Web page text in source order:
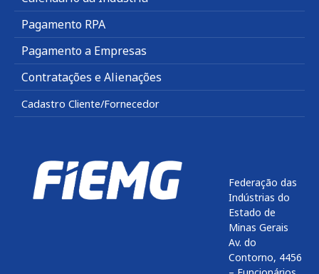
Pagamento RPA
Pagamento a Empresas
Contratações e Alienações
Cadastro Cliente/Fornecedor
Federação das
Indústrias do
Estado de
Minas Gerais
Av. do
Contorno, 4456